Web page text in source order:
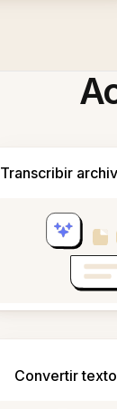
Transcribir
Convertir